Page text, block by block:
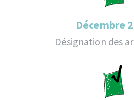
Décembre
Désignation des